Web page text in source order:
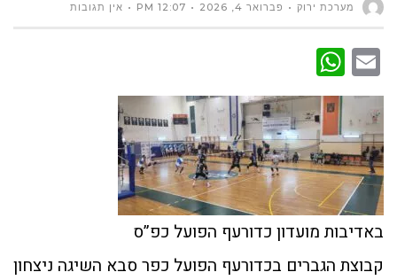
מערכת ירוק פברואר 4, 2026 12:07 PM אין תגובות
Email
באדיבות מועדון כדורעף הפועל כפ”ס
קבוצת הגברים בכדורעף הפועל כפר סבא השיגה ניצחון